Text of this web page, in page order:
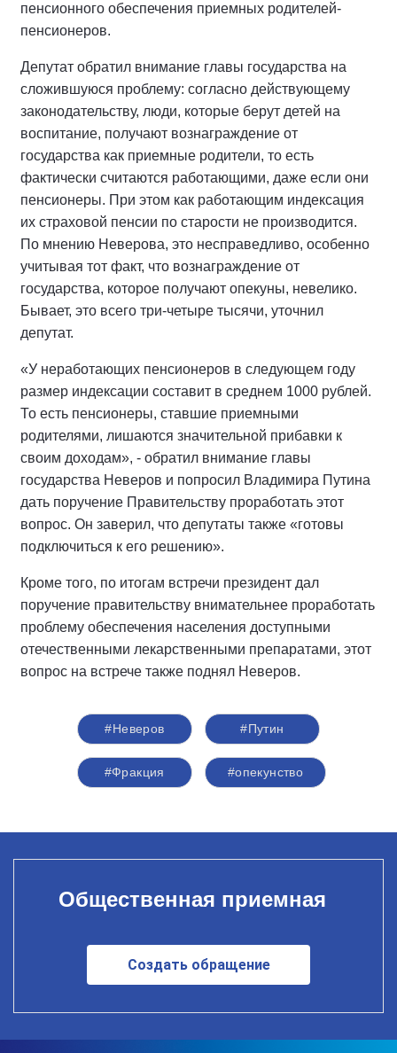
пенсионного обеспечения приемных родителей-
пенсионеров.
Депутат обратил внимание главы государства на
сложившуюся проблему: согласно действующему
законодательству, люди, которые берут детей на
воспитание, получают вознаграждение от
государства как приемные родители, то есть
фактически считаются работающими, даже если они
пенсионеры. При этом как работающим индексация
их страховой пенсии по старости не производится.
По мнению Неверова, это несправедливо, особенно
учитывая тот факт, что вознаграждение от
государства, которое получают опекуны, невелико.
Бывает, это всего три-четыре тысячи, уточнил
депутат.
«У неработающих пенсионеров в следующем году
размер индексации составит в среднем 1000 рублей.
То есть пенсионеры, ставшие приемными
родителями, лишаются значительной прибавки к
своим доходам», - обратил внимание главы
государства Неверов и попросил Владимира Путина
дать поручение Правительству проработать этот
вопрос. Он заверил, что депутаты также «готовы
подключиться к его решению».
Кроме того, по итогам встречи президент дал
поручение правительству внимательнее проработать
проблему обеспечения населения доступными
отечественными лекарственными препаратами, этот
вопрос на встрече также поднял Неверов.
#Неверов #Путин
#Фракция #опекунство
Общественная приемная
Создать обращение